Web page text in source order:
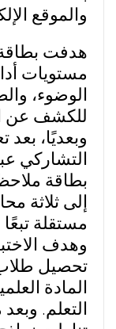
والموقع
هدفت
مستويات
الوضوء،
للكشف عن
وبعديًا، بعد
التشاركي
بطاقة
إلى ثلاثة
مستقلة
وهدف
تحصيل طلاب
المادة
التعلم.